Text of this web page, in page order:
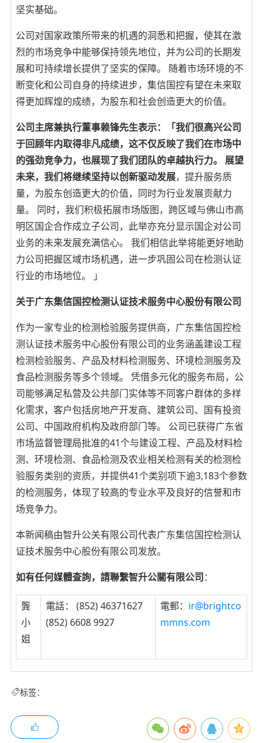
坚实基础。
公司对国家政策所带来的机遇的洞悉和把握，使其在激
烈的市场竞争中能够保持领先地位，并为公司的长期发
展和可持续增长提供了坚实的保障。 随着市场环境的不
断变化和公司自身的持续进步，集信国控有望在未来取
得更加辉煌的成绩，为股东和社会创造更大的价值。
公司主席兼执行董事赖锋先生表示：「我们很高兴公司
于回顾年内取得非凡成绩，这不仅反映了我们在市场中
的强劲竞争力，也展现了我们团队的卓越执行力。 展望
未来，我们将继续坚持以创新驱动发展，提升服务质
量，为股东创造更大的价值，同时为行业发展贡献力
量。 同时，我们积极拓展市场版图，跨区域与佛山市高
明区国企合作成立子公司，此举亦充分显示国企对公司
业务的未来发展充满信心。 我们相信此举将能更好地助
力公司把握区域市场机遇，进一步巩固公司在检测认证
行业的市场地位。 」
关于广东集信国控检测认证技术服务中心股份有限公司
作为一家专业的检测检验服务提供商，广东集信国控检
测认证技术服务中心股份有限公司的业务涵盖建设工程
检测检验服务、产品及材料检测服务、环境检测服务及
食品检测服务等多个领域。 凭借多元化的服务布局，公
司能够满足私营及公共部门实体等不同客户群体的多样
化需求，客户包括房地产开发商、建筑公司、国有投资
公司、中国政府机构及政府部门等。 公司已获得广东省
市场监督管理局批准的41个与建设工程、产品及材料检
测、环境检测、食品检测及农业相关检测有关的检测检
验服务类别的资质，并提供41个类别项下逾3,183个参数
的检测服务，体现了较高的专业水平及良好的信誉和市
场竞争力。
本新闻稿由智升公关有限公司代表广东集信国控检测认
证技术服务中心股份有限公司发放。
如有任何媒體查詢，請聯繫智升公關有限公司：
龔
小
姐
電話： (852) 46371627
(852) 6608 9927
電郵： ir@brightco
mmns.com
标签：